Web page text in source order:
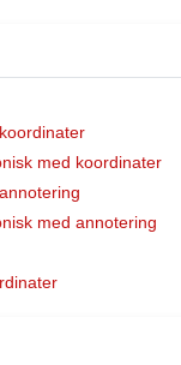
med koordinater
med annotering